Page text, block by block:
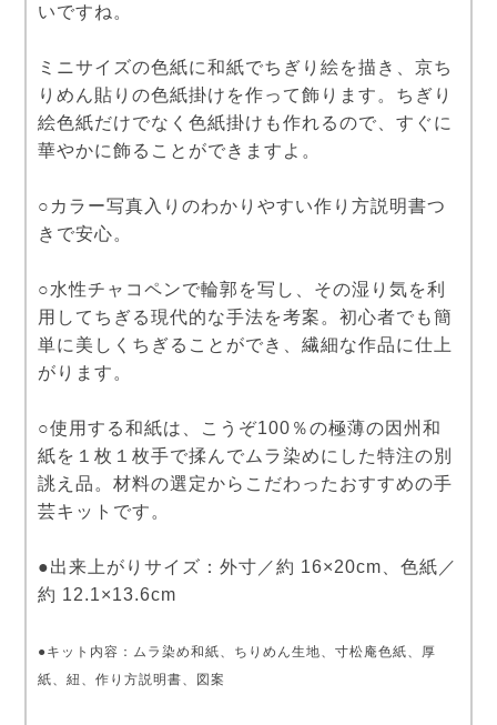
いですね。
ミニサイズの色紙に和紙でちぎり絵を描き、京ち
りめん貼りの色紙掛けを作って飾ります。ちぎり
絵色紙だけでなく色紙掛けも作れるので、すぐに
華やかに飾ることができますよ。
○カラー写真入りのわかりやすい作り方説明書つ
きで安心。
○水性チャコペンで輪郭を写し、その湿り気を利
用してちぎる現代的な手法を考案。初心者でも簡
単に美しくちぎることができ、繊細な作品に仕上
がります。
○使用する和紙は、こうぞ100％の極薄の因州和
紙を１枚１枚手で揉んでムラ染めにした特注の別
誂え品。材料の選定からこだわったおすすめの手
芸キットです。
●出来上がりサイズ：外寸／約 16×20cm、色紙／
約 12.1×13.6cm
●キット内容：ムラ染め和紙、ちりめん生地、寸松庵色紙、厚
紙、紐、作り方説明書、図案